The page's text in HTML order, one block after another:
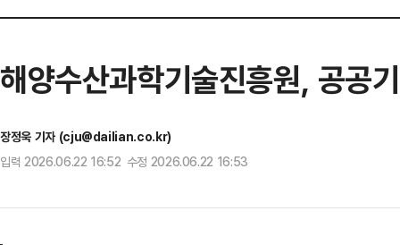
해양수산과학기술진흥원, 공공
장정욱 기자 (cju@dailian.co.kr)
입력 2026.06.22 16:52 수정 2026.06.22 16:53